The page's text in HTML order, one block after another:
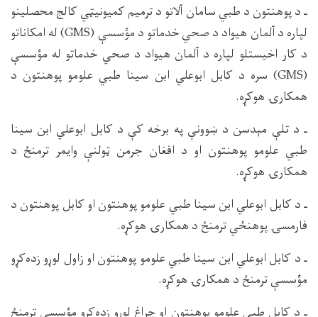
ـ د پوهنتون د طبي سامان آلاتو د ترمیم کمیونیټي کالج محصلینو
لپاره د آلمان هیواد د صحي خدماتو د مؤسسې (GMS) له امکاناتو
د کار اخیستلو لپاره د آلمان هیواد د صحي خدماتو له مؤسسې
(GMS) سره د کابل ابوعلي ابن سینا طبي علومو پوهنتون د
همکارۍ هوکړه.
ـ د تلې مېدسن د ښوونې په برخه کې د کابل ابوعلي ابن سینا
طبي علومو پوهنتون او د افغان جرمن ټولنې وایمر ترمنځ د
همکارۍ هوکړه.
ـ د کابل ابوعلي ابن سینا طبي علومو پوهنتون او کابل پوهنتون د
فارمسۍ پوهنځي ترمنځ د همکارۍ هوکړه.
ـ د کابل ابوعلي ابن سینا طبي علومو پوهنتون او زاول لوړو زده‌کړو
مؤسسې ترمنځ د همکارۍ هوکړه.